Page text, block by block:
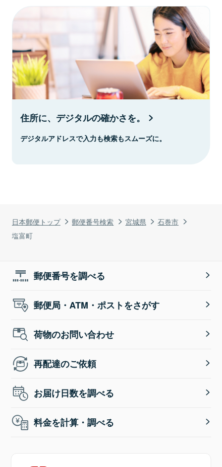
日本郵便トップ 郵便番号検索 宮城県
石巻市
塩富町
住所に、デジタルの確かさを。
デジタルアドレスで入力も検索もスムーズに。
郵便番号を調べる
郵便局・ATM・ポストをさがす
荷物のお問い合わせ
再配達のご依頼
お届け日数を調べる
料金を計算・調べる